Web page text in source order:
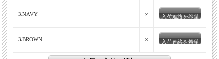
3/NAVY × 入荷連絡を希望
3/BROWN × 入荷連絡を希望